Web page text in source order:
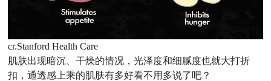
cr.Stanford Health Care
肌肤出现暗沉、干燥的情况，光泽度和细腻度也就大打折
扣，通透感上乘的肌肤有多好看不用多说了吧？